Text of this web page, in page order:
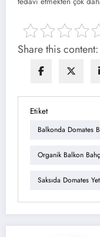
Share this content:
Etiket
Balkonda Domates
Organik Balkon
Saksıda Domates